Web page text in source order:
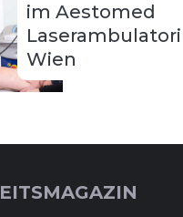
im Aestomed
Wien